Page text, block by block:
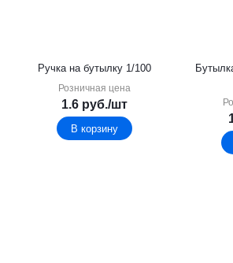
Ручка на бутылку 1/100
Розничная цена
1.6 руб./шт
В корзину